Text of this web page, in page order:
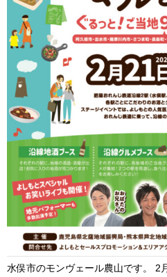
水俣市のモンヴェール農山です。 2